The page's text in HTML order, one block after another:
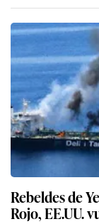
Rebeldes de
Rojo, EE.UU.